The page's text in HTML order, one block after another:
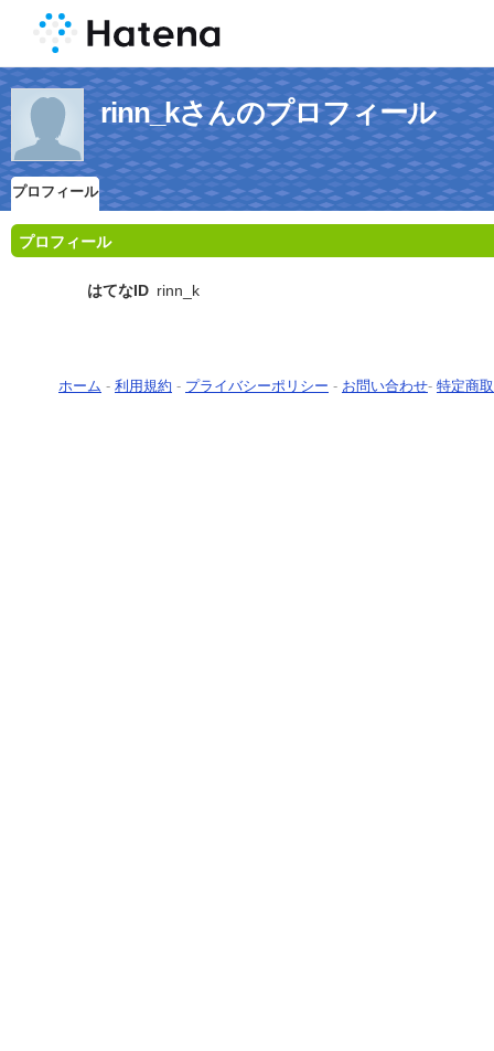
rinn_kさんのプロフィール
プロフィール
プロフィール
はてなID rinn_k
ホーム - 利用規約 - プライバシーポリシー - お問い合わせ- 特定商